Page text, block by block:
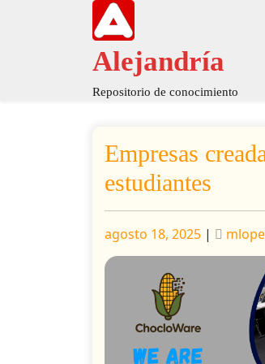
Alejandría
Repositorio de conocimiento
Empresas
estudiantes
Publicado
agosto 18, 2025 |